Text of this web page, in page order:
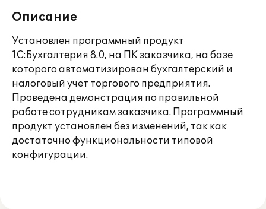
Описание
Установлен программный продукт
1С:Бухгалтерия 8.0, на ПК заказчика, на базе
которого автоматизирован бухгалтерский и
налоговый учет торгового предприятия.
Проведена демонстрация по правильной
работе сотрудникам заказчика. Программный
продукт установлен без изменений, так как
достаточно функциональности типовой
конфигурации.